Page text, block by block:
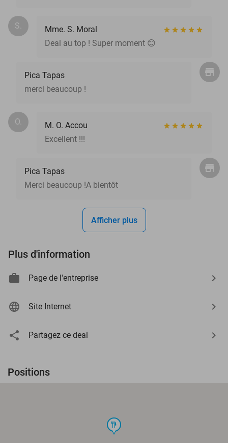
S.
Mme. S. Moral
Deal au top ! Super moment 😊
Pica Tapas
merci beaucoup !
O.
M. O. Accou
Excellent !!!
Pica Tapas
Merci beaucoup !A bientôt
Afficher plus
Plus d'information
Page de l'entreprise
Site Internet
Partagez ce deal
Positions
food